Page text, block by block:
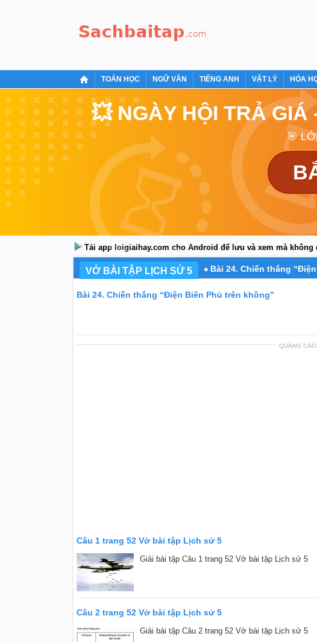
TOÁN HỌC NGỮ VĂN TIẾNG ANH VẬT LÝ HÓA
💥 NGÀY HỘI TRẢ GIÁ
🎯
Tải app loigiaihay.com cho Android để lưu và xem mà không
VỞ BÀI TẬP LỊCH SỬ 5 Bài 24. Chiến thắng
Bài 24. Chiến thắng “Điện Biên Phủ trên không”
QUẢNG CÁO
Câu 1 trang 52 Vở bài tập Lịch sử 5
Giải bài tập Câu 1 trang 52 Vở bài tập Lịch sử 5
Câu 2 trang 52 Vở bài tập Lịch sử 5
Giải bài tập Câu 2 trang 52 Vở bài tập Lịch sử 5